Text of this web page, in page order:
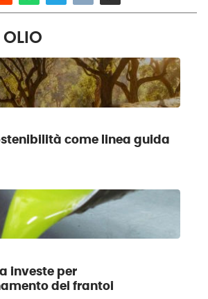
come linea guida
investe per
dei frantoi